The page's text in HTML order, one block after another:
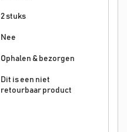
2 stuks
Nee
Ophalen & bezorgen
Dit is een niet
retourbaar product